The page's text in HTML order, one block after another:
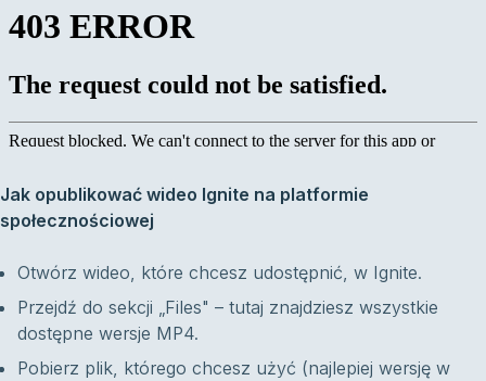
Jak opublikować wideo Ignite na platformie
społecznościowej
Otwórz wideo, które chcesz udostępnić, w Ignite.
Przejdź do sekcji „Files" – tutaj znajdziesz wszystkie
dostępne wersje MP4.
Pobierz plik, którego chcesz użyć (najlepiej wersję w